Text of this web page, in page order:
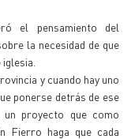
el pensamiento del
la necesidad de que
y cuando hay uno
ponerse detrás de ese
un proyecto que como
Fierro haga que cada